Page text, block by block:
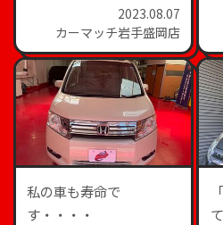
2023.08.07
カーマッチ岩手盛岡店
私の車も寿命で
す・・・・